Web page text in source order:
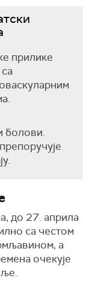
прилике
болови.
до 27. априла
са честом
а
очекује